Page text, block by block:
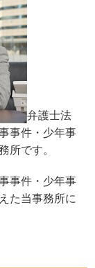
弁護士法
事件・少年事
です。
事件・少年事
た当事務所に